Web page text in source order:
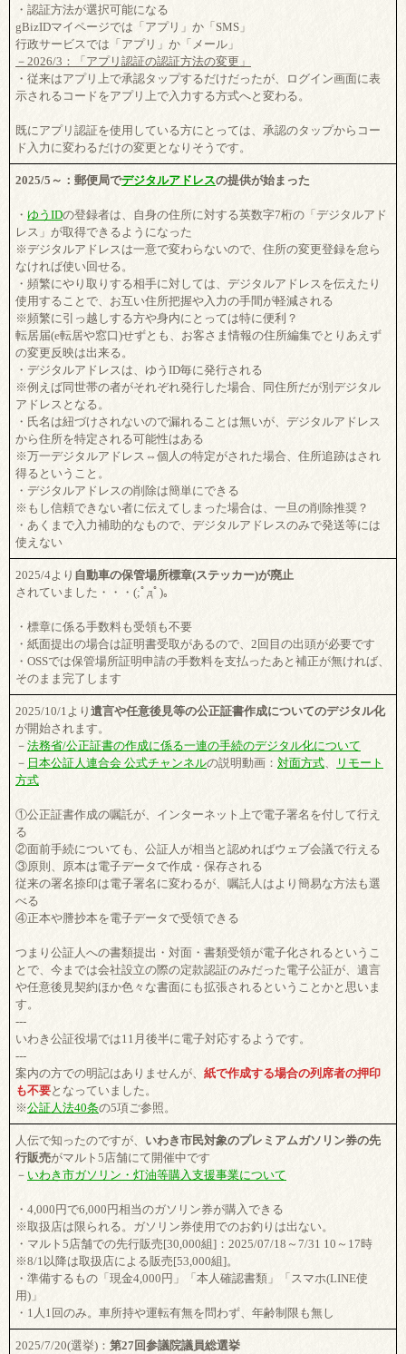
・認証方法が選択可能になる
gBizIDマイページでは「アプリ」か「SMS」
行政サービスでは「アプリ」か「メール」
－2026/3：「アプリ認証の認証方法の変更」
・従来はアプリ上で承認タップするだけだったが、ログイン画面に表
示されるコードをアプリ上で入力する方式へと変わる。
既にアプリ認証を使用している方にとっては、承認のタップからコー
ド入力に変わるだけの変更となりそうです。
2025/5～：郵便局でデジタルアドレスの提供が始まった
・ ゆうIDの登録者は、自身の住所に対する英数字7桁の「デジタルアド
レス」が取得できるようになった
※デジタルアドレスは一意で変わらないので、住所の変更登録を怠ら
なければ使い回せる。
・頻繁にやり取りする相手に対しては、デジタルアドレスを伝えたり
使用することで、お互い住所把握や入力の手間が軽減される
※頻繁に引っ越しする方や身内にとっては特に便利？
転居届(e転居や窓口)せずとも、お客さま情報の住所編集でとりあえず
の変更反映は出来る。
・デジタルアドレスは、ゆうID毎に発行される
※例えば同世帯の者がそれぞれ発行した場合、同住所だが別デジタル
アドレスとなる。
・氏名は紐づけされないので漏れることは無いが、デジタルアドレス
から住所を特定される可能性はある
※万一デジタルアドレス⇔個人の特定がされた場合、住所追跡はされ
得るということ。
・デジタルアドレスの削除は簡単にできる
※もし信頼できない者に伝えてしまった場合は、一旦の削除推奨？
・あくまで入力補助的なもので、デジタルアドレスのみで発送等には
使えない
2025/4より 自動車の保管場所標章(ステッカー)が廃止
されていました・・・(;ﾟдﾟ)。
・標章に係る手数料も受領も不要
・紙面提出の場合は証明書受取があるので、2回目の出頭が必要です
・OSSでは保管場所証明申請の手数料を支払ったあと補正が無ければ、
そのまま完了します
2025/10/1より 遺言や任意後見等の公正証書作成についてのデジタル化
が開始されます。
－ 法務省/公正証書の作成に係る一連の手続のデジタル化について
－ 日本公証人連合会 公式チャンネルの説明動画： 対面方式
リモート
方式
①公正証書作成の嘱託が、インターネット上で電子署名を付して行え
る
②面前手続についても、公証人が相当と認めればウェブ会議で行える
③原則、原本は電子データで作成・保存される
従来の署名捺印は電子署名に変わるが、嘱託人はより簡易な方法も選
べる
④正本や謄抄本を電子データで受領できる
つまり公証人への書類提出・対面・書類受領が電子化されるというこ
とで、今までは会社設立の際の定款認証のみだった電子公証が、遺言
や任意後見契約ほか色々な書面にも拡張されるということかと思いま
す。
---
いわき公証役場では11月後半に電子対応するようです。
---
案内の方での明記はありませんが、 紙で作成する場合の列席者の押印
も不要となっていました。
※公証人法40条の5項ご参照。
人伝で知ったのですが、 いわき市民対象のプレミアムガソリン券の先
行販売がマルト5店舗にて開催中です
－ いわき市ガソリン・灯油等購入支援事業について
・4,000円で6,000円相当のガソリン券が購入できる
※取扱店は限られる。ガソリン券使用でのお釣りは出ない。
・マルト5店舗での先行販売[30,000組]：2025/07/18～7/31 10～17時
※8/1以降は取扱店による販売[53,000組]。
・準備するもの「現金4,000円」「本人確認書類」「スマホ(LINE使
用)」
・1人1回のみ。車所持や運転有無を問わず、年齢制限も無し
2025/7/20(選挙)： 第27回参議院議員総選挙